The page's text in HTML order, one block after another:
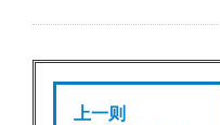
上一则